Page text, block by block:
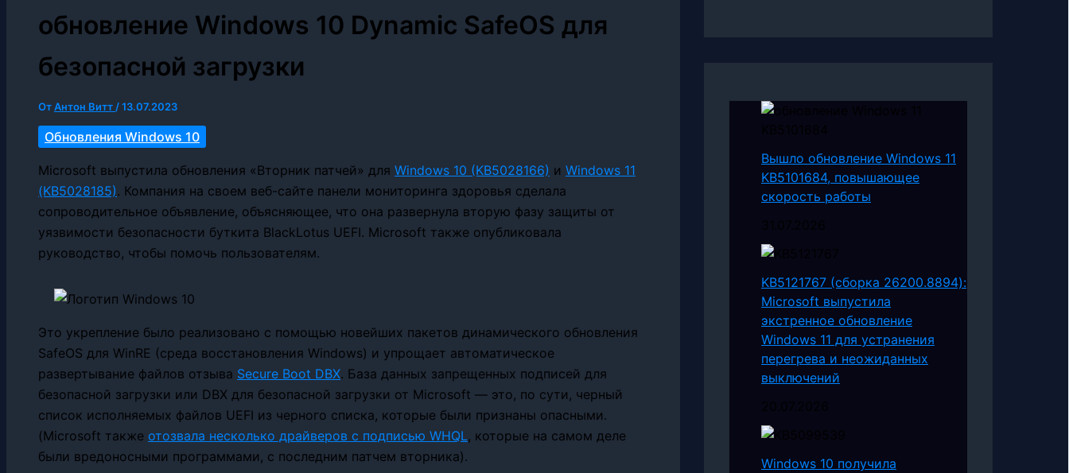
обновление Windows 10 Dynamic SafeOS для
безопасной загрузки
ОтАнтон Витт /13.07.2023
Обновления Windows 10
Microsoft выпустила обновления «Вторник патчей» для Windows 10 (KB5028166) и Windows 11
(KB5028185). Компания на своем веб-сайте панели мониторинга здоровья сделала
сопроводительное объявление, объясняющее, что она развернула вторую фазу защиты от
уязвимости безопасности буткита BlackLotus UEFI. Microsoft также опубликовала
руководство, чтобы помочь пользователям.
Это укрепление было реализовано с помощью новейших пакетов динамического обновления
SafeOS для WinRE (среда восстановления Windows) и упрощает автоматическое
развертывание файлов отзыва Secure Boot DBX. База данных запрещенных подписей для
безопасной загрузки или DBX для безопасной загрузки от Microsoft — это, по сути, черный
список исполняемых файлов UEFI из черного списка, которые были признаны опасными.
(Microsoft также отозвала несколько драйверов с подписью WHQL, которые на самом деле
были вредоносными программами, с последним патчем вторника).
Вышло обновление Windows 11
KB5101684, повышающее
скорость работы
KB5121767 (сборка 26200.8894):
Microsoft выпустила
экстренное обновление
Windows 11 для устранения
перегрева и неожиданных
выключений
Windows 10 получила